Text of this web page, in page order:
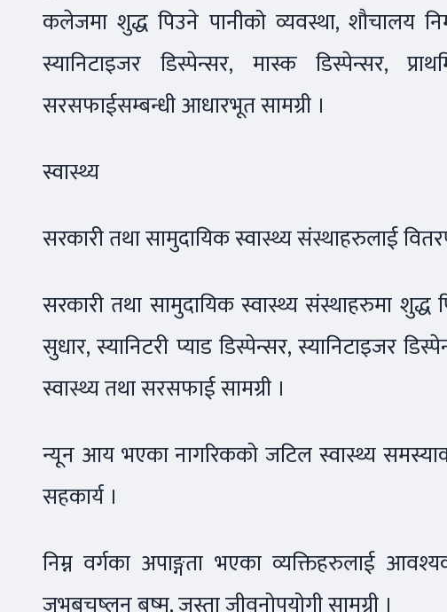
कलेजमा शुद्ध पिउने पानीको व्यवस्था, शौचालय
स्यानिटाइजर डिस्पेन्सर, मास्क डिस्पेन्सर,
सरसफाईसम्बन्धी आधारभूत सामग्री ।
स्वास्थ्य
सरकारी तथा सामुदायिक स्वास्थ्य संस्थाहरुलाई
सरकारी तथा सामुदायिक स्वास्थ्य संस्थाहरुमा शुद्ध
सुधार, स्यानिटरी प्याड डिस्पेन्सर, स्यानिटाइजर
स्वास्थ्य तथा सरसफाई सामग्री ।
न्यून आय भएका नागरिकको जटिल स्वास्थ्य
सहकार्य ।
निम्न वर्गका अपाङ्गता भएका व्यक्तिहरुलाई